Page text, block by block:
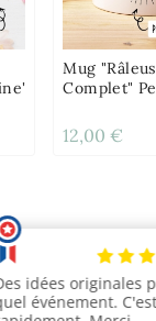
Mug
Complet"
12,00 €